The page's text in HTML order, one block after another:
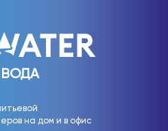
на дом и в офис